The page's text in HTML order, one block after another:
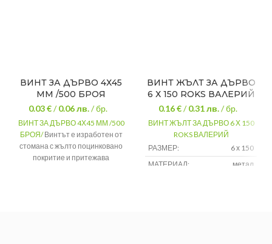
ВИНТ ЗА ДЪРВО 4Х45
ММ /500 БРОЯ
0.03 €/0.06лв./ бр.
ВИНТ ЗА ДЪРВО 4Х45 ММ /500
БРОЯ/Винтът е изработен от
стомана с жълто поцинковано
покритие и притежава
ВИНТ ЖЪЛТ ЗА ДЪРВО
6 Х 150 ROKS ВАЛЕРИЙ
0.16 €/0.31лв./ бр.
ВИНТ ЖЪЛТ ЗА ДЪРВО 6 Х 150
ROKS ВАЛЕРИЙ
РАЗМЕР:
6 х 150
МАТЕРИАЛ:
метал